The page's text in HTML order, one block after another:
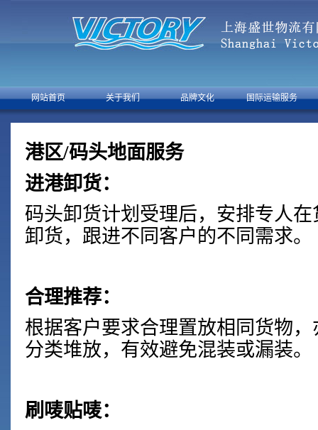
网站首页 关于我们 品牌文化 国际运输服务
港区/码头地面服务
进港卸货：
码头卸货计划受理后，安排专人
卸货，跟进不同客户的不同需求。
合理推荐：
根据客户要求合理置放相同货物
分类堆放，有效避免混装或漏装。
刷唛贴唛：